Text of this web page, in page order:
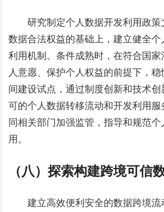
研究制定个人数据开发利用政
数据合法权益的基础上，建立健全
利用机制。条件成熟时，在符合国
人意愿、保护个人权益的前提下，
间建设试点，通过制度创新和技术
可的个人数据转移流动和开发利用
同相关部门加强监管，指导和规范
用。
（八）探索构建跨境可信
建立高效便利安全的数据跨境